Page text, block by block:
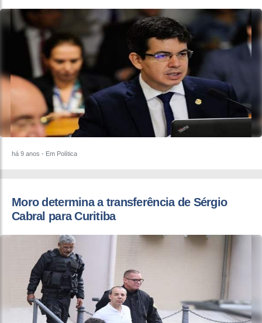
há 9 anos - Em Política
​Moro determina a transferência de Sérgio
Cabral para Curitiba